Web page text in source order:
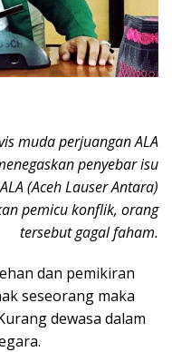
muda perjuangan ALA
penyebar isu
(Aceh Lauser Antara)
pemicu konflik, orang
tersebut gagal faham.
dan pemikiran
seseorang maka
dewasa dalam